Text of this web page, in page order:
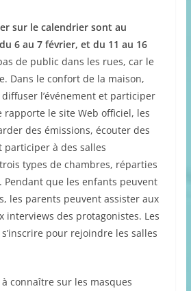
sur le calendrier sont au
6 au 7 février, et du 11 au 16
de public dans les rues, car le
Dans le confort de la maison,
l’événement et participer
rapporte le site Web officiel, les
des émissions, écouter des
participer à des salles
types de chambres, réparties
Pendant que les enfants peuvent
les parents peuvent assister aux
interviews des protagonistes. Les
pour rejoindre les salles
connaître sur les masques